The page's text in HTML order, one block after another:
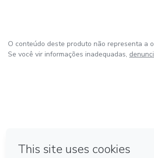
O conteúdo deste produto não representa a
Se você vir informações inadequadas,
Feito com ❤ em Bogotá